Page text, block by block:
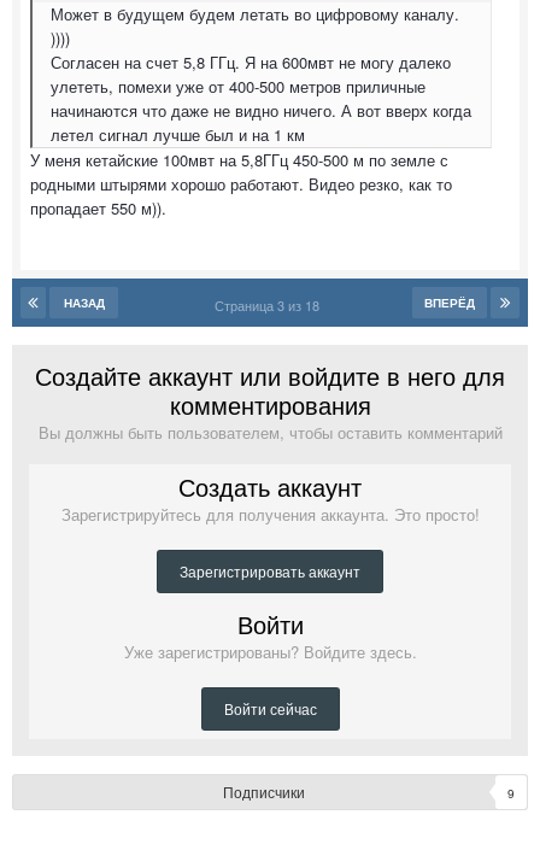
Может в будущем будем летать во цифровому каналу.
))))
Согласен на счет 5,8 ГГц. Я на 600мвт не могу далеко
улететь, помехи уже от 400-500 метров приличные
начинаются что даже не видно ничего. А вот вверх когда
летел сигнал лучше был и на 1 км
У меня кетайские 100мвт на 5,8ГГц 450-500 м по земле с
родными штырями хорошо работают. Видео резко, как то
пропадает 550 м)).
НАЗАД ВПЕРЁД
Страница 3 из 18
Создайте аккаунт или войдите в него для
комментирования
Вы должны быть пользователем, чтобы оставить комментарий
Создать аккаунт
Зарегистрируйтесь для получения аккаунта. Это просто!
Зарегистрировать аккаунт
Войти
Уже зарегистрированы? Войдите здесь.
Войти сейчас
Подписчики 9